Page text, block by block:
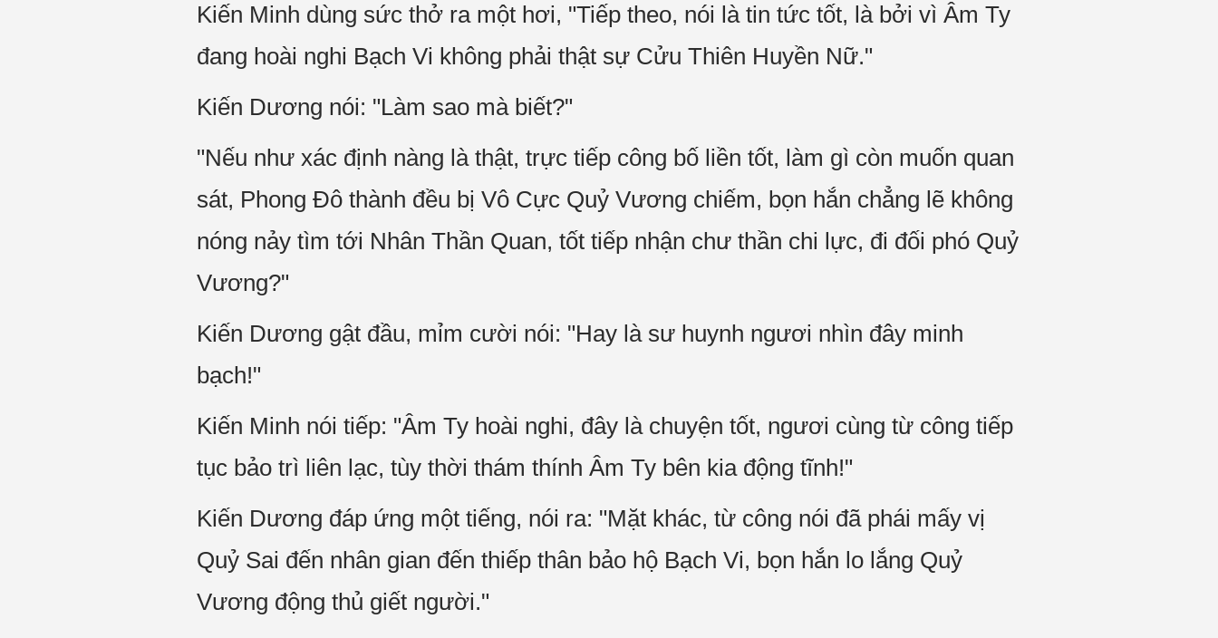
Kiến Minh dùng sức thở ra một hơi, "Tiếp theo, nói là tin tức tốt, là bởi vì Âm Ty
đang hoài nghi Bạch Vi không phải thật sự Cửu Thiên Huyền Nữ."
Kiến Dương nói: "Làm sao mà biết?"
"Nếu như xác định nàng là thật, trực tiếp công bố liền tốt, làm gì còn muốn quan
sát, Phong Đô thành đều bị Vô Cực Quỷ Vương chiếm, bọn hắn chẳng lẽ không
nóng nảy tìm tới Nhân Thần Quan, tốt tiếp nhận chư thần chi lực, đi đối phó Quỷ
Vương?"
Kiến Dương gật đầu, mỉm cười nói: "Hay là sư huynh ngươi nhìn đây minh
bạch!"
Kiến Minh nói tiếp: "Âm Ty hoài nghi, đây là chuyện tốt, ngươi cùng từ công tiếp
tục bảo trì liên lạc, tùy thời thám thính Âm Ty bên kia động tĩnh!"
Kiến Dương đáp ứng một tiếng, nói ra: "Mặt khác, từ công nói đã phái mấy vị
Quỷ Sai đến nhân gian đến thiếp thân bảo hộ Bạch Vi, bọn hắn lo lắng Quỷ
Vương động thủ giết người."